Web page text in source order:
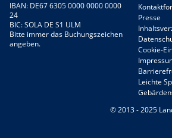
IBAN: DE67 6305 0000 0000 0000
24
BIC: SOLA DE S1 ULM
Bitte immer das Buchungszeichen
angeben.
Presse
Cookie-
Leichte
© 2013 - 2025